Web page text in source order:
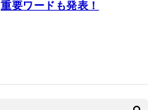
重要ワードも発表！